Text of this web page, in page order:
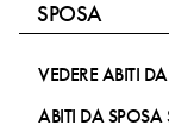
SPOSA
VEDERE ABITI
ABITI DA